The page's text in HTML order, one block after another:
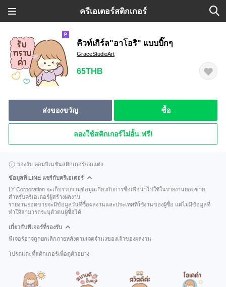
ครีเอเตอร์สติกเกอร์
คิวท์เกิร์ล"อาโอริ" แบบบิ๊กๆ
GraceStudioArt
65THB
ส่งของขวัญ ซื้อ
ลองใช้สติกเกอร์ไม่อั้น ฟรี!
รองรับ คอมบิเนชันสติกเกอร์/ตกแต่ง
ข้อมูลที่ LINE แชร์กับครีเอเตอร์
LY Corporation จะเก็บรวบรวมข้อมูลเกี่ยวกับการซื้อเพื่อนำไปใช้ในรายงานยอดขาย
สำหรับครีเอเตอร์ผู้สร้างผลงาน
รายงานยอดขายจะมีข้อมูลวันที่ซื้อผลงานและประเทศที่ใช้งานของผู้ซื้อ แต่ไม่มีข้อมูลที่
ทำให้สามารถระบุตัวตนผู้ซื้อได้
เกี่ยวกับฟีเจอร์ที่รองรับ
ฟีเจอร์อาจถูกยกเลิกภายหลังตามเจตจำนงของเจ้าของผลงาน
โปรดแตะที่สติกเกอร์เพื่อดูตัวอย่าง